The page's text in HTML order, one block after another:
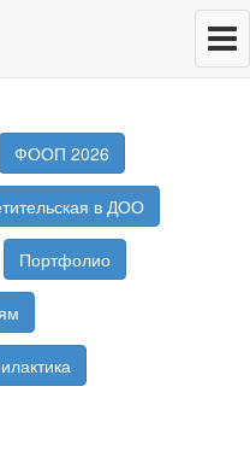
ФООП 2026
в ДОО
Портфолио